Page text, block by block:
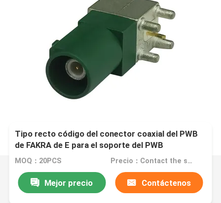
Tipo recto código del conector coaxial del PWB
de FAKRA de E para el soporte del PWB
MOQ：20PCS Precio：Contact the seller
Mejor precio Contáctenos